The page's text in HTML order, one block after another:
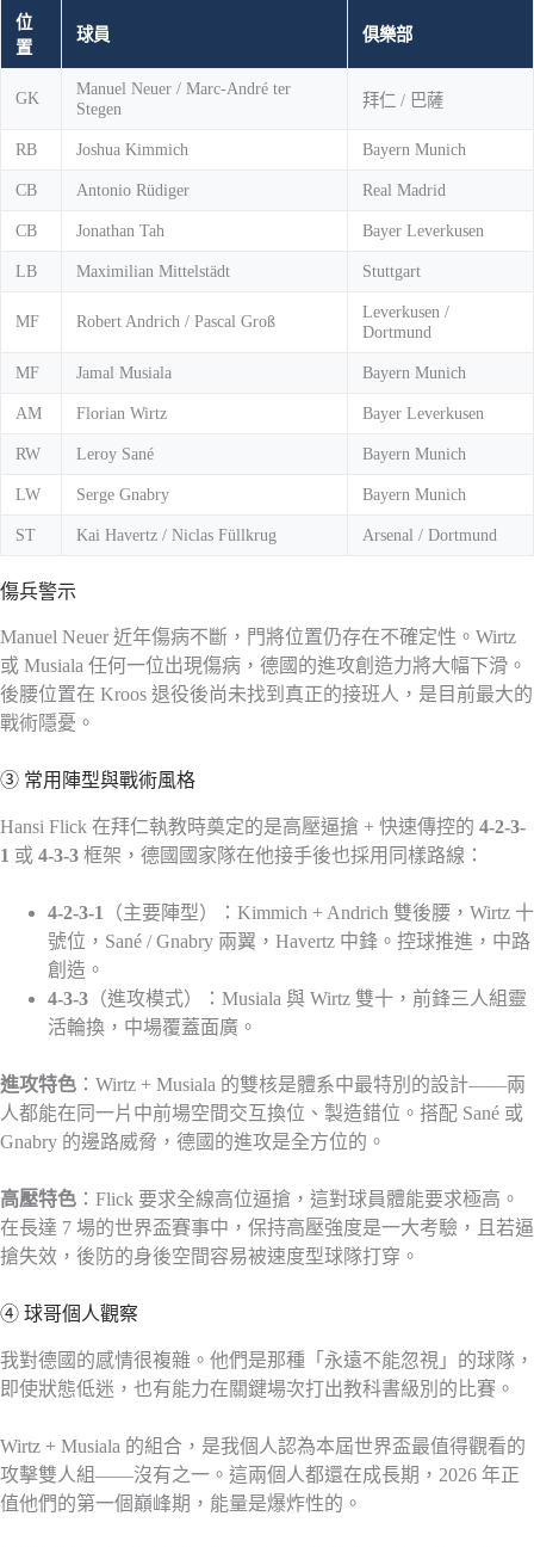
位
置
球員 俱樂部
GK
Manuel Neuer / Marc-André ter
Stegen
拜仁 / 巴薩
RB Joshua Kimmich Bayern Munich
CB Antonio Rüdiger Real Madrid
CB Jonathan Tah Bayer Leverkusen
LB Maximilian Mittelstädt Stuttgart
MF Robert Andrich / Pascal Groß
Leverkusen /
Dortmund
MF Jamal Musiala Bayern Munich
AM Florian Wirtz Bayer Leverkusen
RW Leroy Sané Bayern Munich
LW Serge Gnabry Bayern Munich
ST Kai Havertz / Niclas Füllkrug Arsenal / Dortmund
傷兵警示
Manuel Neuer 近年傷病不斷，門將位置仍存在不確定性。Wirtz
或 Musiala 任何一位出現傷病，德國的進攻創造力將大幅下滑。
後腰位置在 Kroos 退役後尚未找到真正的接班人，是目前最大的
戰術隱憂。
③ 常用陣型與戰術風格
Hansi Flick 在拜仁執教時奠定的是高壓逼搶 + 快速傳控的 4-2-3-
1 或 4-3-3 框架，德國國家隊在他接手後也採用同樣路線：
4-2-3-1
（主要陣型）：Kimmich + Andrich 雙後腰，Wirtz 十
號位，Sané / Gnabry 兩翼，Havertz 中鋒。控球推進，中路
創造。
4-3-3 （進攻模式）：Musiala 與 Wirtz 雙十，前鋒三人組靈
活輪換，中場覆蓋面廣。
進攻特色 ：Wirtz + Musiala 的雙核是體系中最特別的設計——兩
人都能在同一片中前場空間交互換位、製造錯位。搭配 Sané 或
Gnabry 的邊路威脅，德國的進攻是全方位的。
高壓特色 ：Flick 要求全線高位逼搶，這對球員體能要求極高。
在長達 7 場的世界盃賽事中，保持高壓強度是一大考驗，且若逼
搶失效，後防的身後空間容易被速度型球隊打穿。
④ 球哥個人觀察
我對德國的感情很複雜。他們是那種「永遠不能忽視」的球隊，
即使狀態低迷，也有能力在關鍵場次打出教科書級別的比賽。
Wirtz + Musiala 的組合，是我個人認為本屆世界盃最值得觀看的
攻擊雙人組——沒有之一。這兩個人都還在成長期，2026 年正
值他們的第一個巔峰期，能量是爆炸性的。